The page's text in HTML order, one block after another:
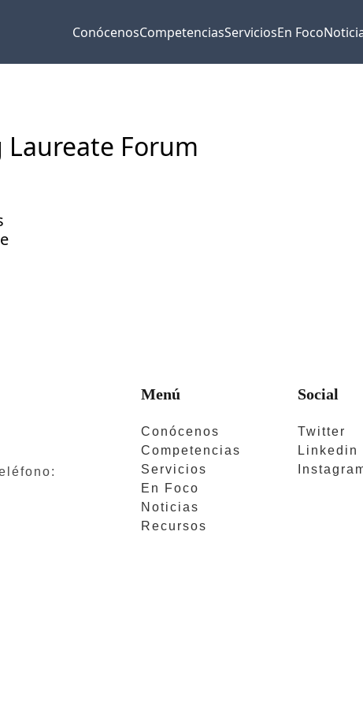
ConócenosCompetenciasServiciosEn Foco
Forum
Menú
Conócenos
Competencias
Servicios
En Foco
Noticias
Recursos
Social
Twitter
Linkedin